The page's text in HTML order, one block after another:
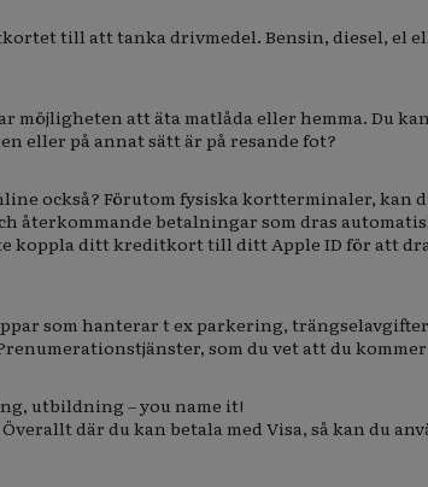
till att tanka drivmedel. Bensin, diesel, el
möjligheten att äta matlåda eller hemma. Du
eller på annat sätt är på resande fot?
också? Förutom fysiska kortterminaler, kan
återkommande betalningar som dras
koppla ditt kreditkort till ditt Apple ID för att
som hanterar t ex parkering,
som du vet att du
utbildning – you name it!
där du kan betala med Visa, så kan du